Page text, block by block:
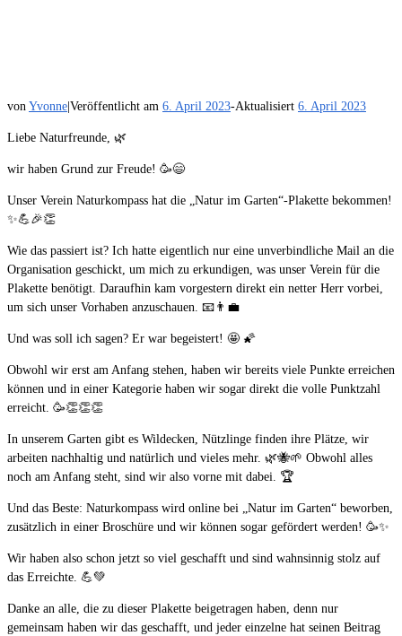
von Yvonne|Veröffentlicht am 6. April 2023-Aktualisiert 6. April 2023
Liebe Naturfreunde, 🌿
wir haben Grund zur Freude! 🥳😄
Unser Verein Naturkompass hat die „Natur im Garten“-Plakette bekommen!
✨💪🎉👏
Wie das passiert ist? Ich hatte eigentlich nur eine unverbindliche Mail an die
Organisation geschickt, um mich zu erkundigen, was unser Verein für die
Plakette benötigt. Daraufhin kam vorgestern direkt ein netter Herr vorbei,
um sich unser Vorhaben anzuschauen. 📧👨‍💼
Und was soll ich sagen? Er war begeistert! 🤩 🌠
Obwohl wir erst am Anfang stehen, haben wir bereits viele Punkte erreichen
können und in einer Kategorie haben wir sogar direkt die volle Punktzahl
erreicht. 🥳👏👏👏
In unserem Garten gibt es Wildecken, Nützlinge finden ihre Plätze, wir
arbeiten nachhaltig und natürlich und vieles mehr. 🌿🐝🌱 Obwohl alles
noch am Anfang steht, sind wir also vorne mit dabei. 🏆
Und das Beste: Naturkompass wird online bei „Natur im Garten“ beworben,
zusätzlich in einer Broschüre und wir können sogar gefördert werden! 🥳✨
Wir haben also schon jetzt so viel geschafft und sind wahnsinnig stolz auf
das Erreichte. 💪💚
Danke an alle, die zu dieser Plakette beigetragen haben, denn nur
gemeinsam haben wir das geschafft, und jeder einzelne hat seinen Beitrag